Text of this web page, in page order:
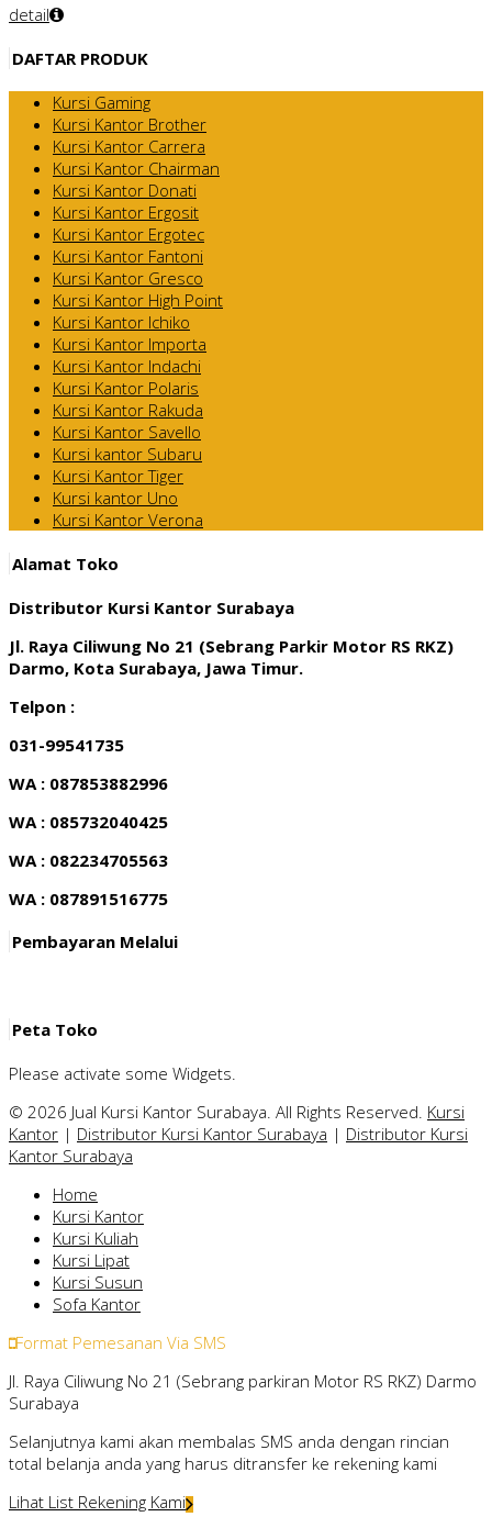
detail
DAFTAR PRODUK
Kursi Gaming
Kursi Kantor Brother
Kursi Kantor Carrera
Kursi Kantor Chairman
Kursi Kantor Donati
Kursi Kantor Ergosit
Kursi Kantor Ergotec
Kursi Kantor Fantoni
Kursi Kantor Gresco
Kursi Kantor High Point
Kursi Kantor Ichiko
Kursi Kantor Importa
Kursi Kantor Indachi
Kursi Kantor Polaris
Kursi Kantor Rakuda
Kursi Kantor Savello
Kursi kantor Subaru
Kursi Kantor Tiger
Kursi kantor Uno
Kursi Kantor Verona
Alamat Toko
Distributor Kursi Kantor Surabaya
Jl. Raya Ciliwung No 21 (Sebrang Parkir Motor RS RKZ)
Darmo, Kota Surabaya, Jawa Timur.
Telpon :
031-99541735
WA : 087853882996
WA : 085732040425
WA : 082234705563
WA : 087891516775
Pembayaran Melalui
Peta Toko
Please activate some Widgets.
© 2026 Jual Kursi Kantor Surabaya. All Rights Reserved. Kursi
Kantor | Distributor Kursi Kantor Surabaya | Distributor Kursi
Kantor Surabaya
Home
Kursi Kantor
Kursi Kuliah
Kursi Lipat
Kursi Susun
Sofa Kantor
Format Pemesanan Via SMS
Jl. Raya Ciliwung No 21 (Sebrang parkiran Motor RS RKZ) Darmo
Surabaya
Selanjutnya kami akan membalas SMS anda dengan rincian
total belanja anda yang harus ditransfer ke rekening kami
Lihat List Rekening Kami